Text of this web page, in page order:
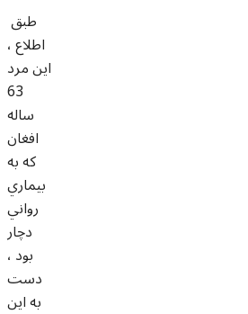
اطلاع ،
اين مرد
63
ساله
افغان
که به
بيماري
رواني
دچار
بود ،
دست
به اين